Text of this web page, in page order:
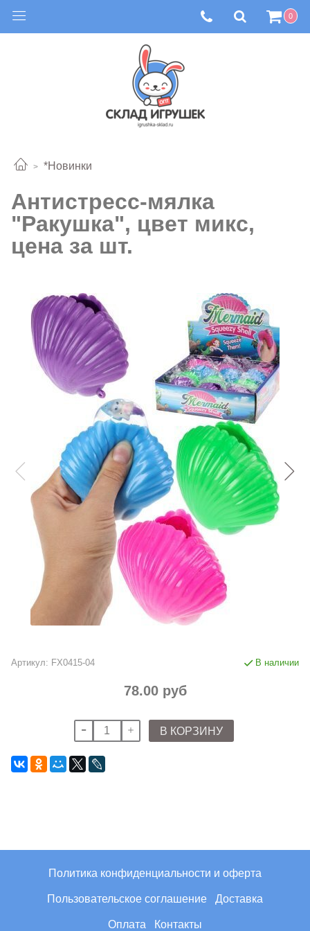
0
*Новинки
Антистресс-мялка
"Ракушка", цвет микс,
цена за шт.
Артикул: FX0415-04 В наличии
78.00 руб
В КОРЗИНУ
Политика конфиденциальности и оферта
Пользовательское соглашение Доставка
Оплата Контакты